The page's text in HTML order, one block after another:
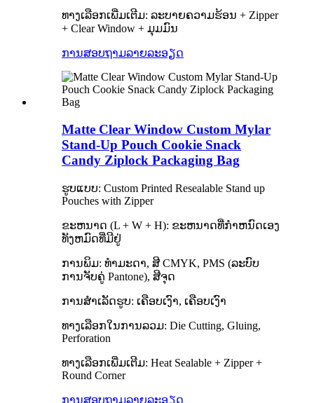
ທາງເລືອກເພີ່ມເຕີມ: ລະບາຍຄວາມຮ້ອນ + Zipper
+ Clear Window + ມຸມມົນ
ການສອບຖາມລາຍລະອຽດ
Matte Clear Window Custom Mylar
Stand-Up Pouch Cookie Snack
Candy Ziplock Packaging Bag
ຮູບແບບ: Custom Printed Resealable Stand up
Pouches with Zipper
ຂະຫນາດ (L + W + H): ຂະຫນາດທີ່ກໍາຫນົດເອງ
ທັງຫມົດທີ່ມີຢູ່
ການພິມ: ທຳມະດາ, ສີ CMYK, PMS (ລະບົບ
ການຈັບຄູ່ Pantone), ສີຈຸດ
ການສໍາເລັດຮູບ: ເຄືອບເງົາ, ເຄືອບເງົາ
ທາງ​ເລືອກ​ໃນ​ການ​ລວມ​: Die Cutting​, Gluing​,
Perforation​
ທາງເລືອກເພີ່ມເຕີມ: Heat Sealable + Zipper +
Round Corner
ການສອບຖາມລາຍລະອຽດ